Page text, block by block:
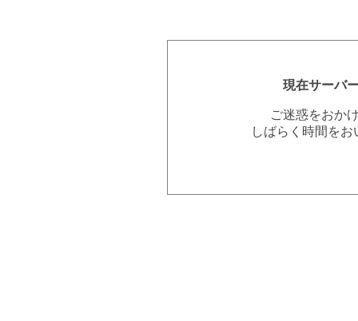
現在サーバ
ご迷惑をおか
しばらく時間を